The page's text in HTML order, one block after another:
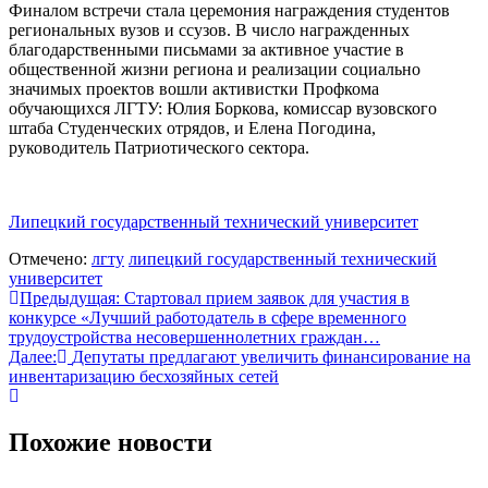
Финалом встречи стала церемония награждения студентов
региональных вузов и ссузов. В число награжденных
благодарственными письмами за активное участие в
общественной жизни региона и реализации социально
значимых проектов вошли активистки Профкома
обучающихся ЛГТУ: Юлия Боркова, комиссар вузовского
штаба Студенческих отрядов, и Елена Погодина,
руководитель Патриотического сектора.
Липецкий государственный технический университет
Отмечено: лгту липецкий государственный технический
университет
Навигация
по
записям
Предыдущая: Стартовал прием заявок для участия в
конкурсе «Лучший работодатель в сфере временного
трудоустройства несовершеннолетних граждан…
Далее:
Депутаты предлагают увеличить финансирование на
инвентаризацию бесхозяйных сетей
Похожие новости